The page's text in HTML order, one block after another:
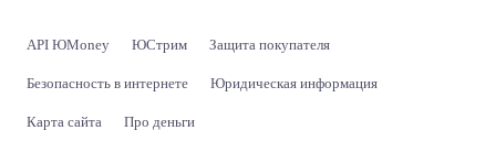
API ЮMoney ЮСтрим Защита покупателя
Безопасность в интернете Юридическая информация
Карта сайта Про деньги